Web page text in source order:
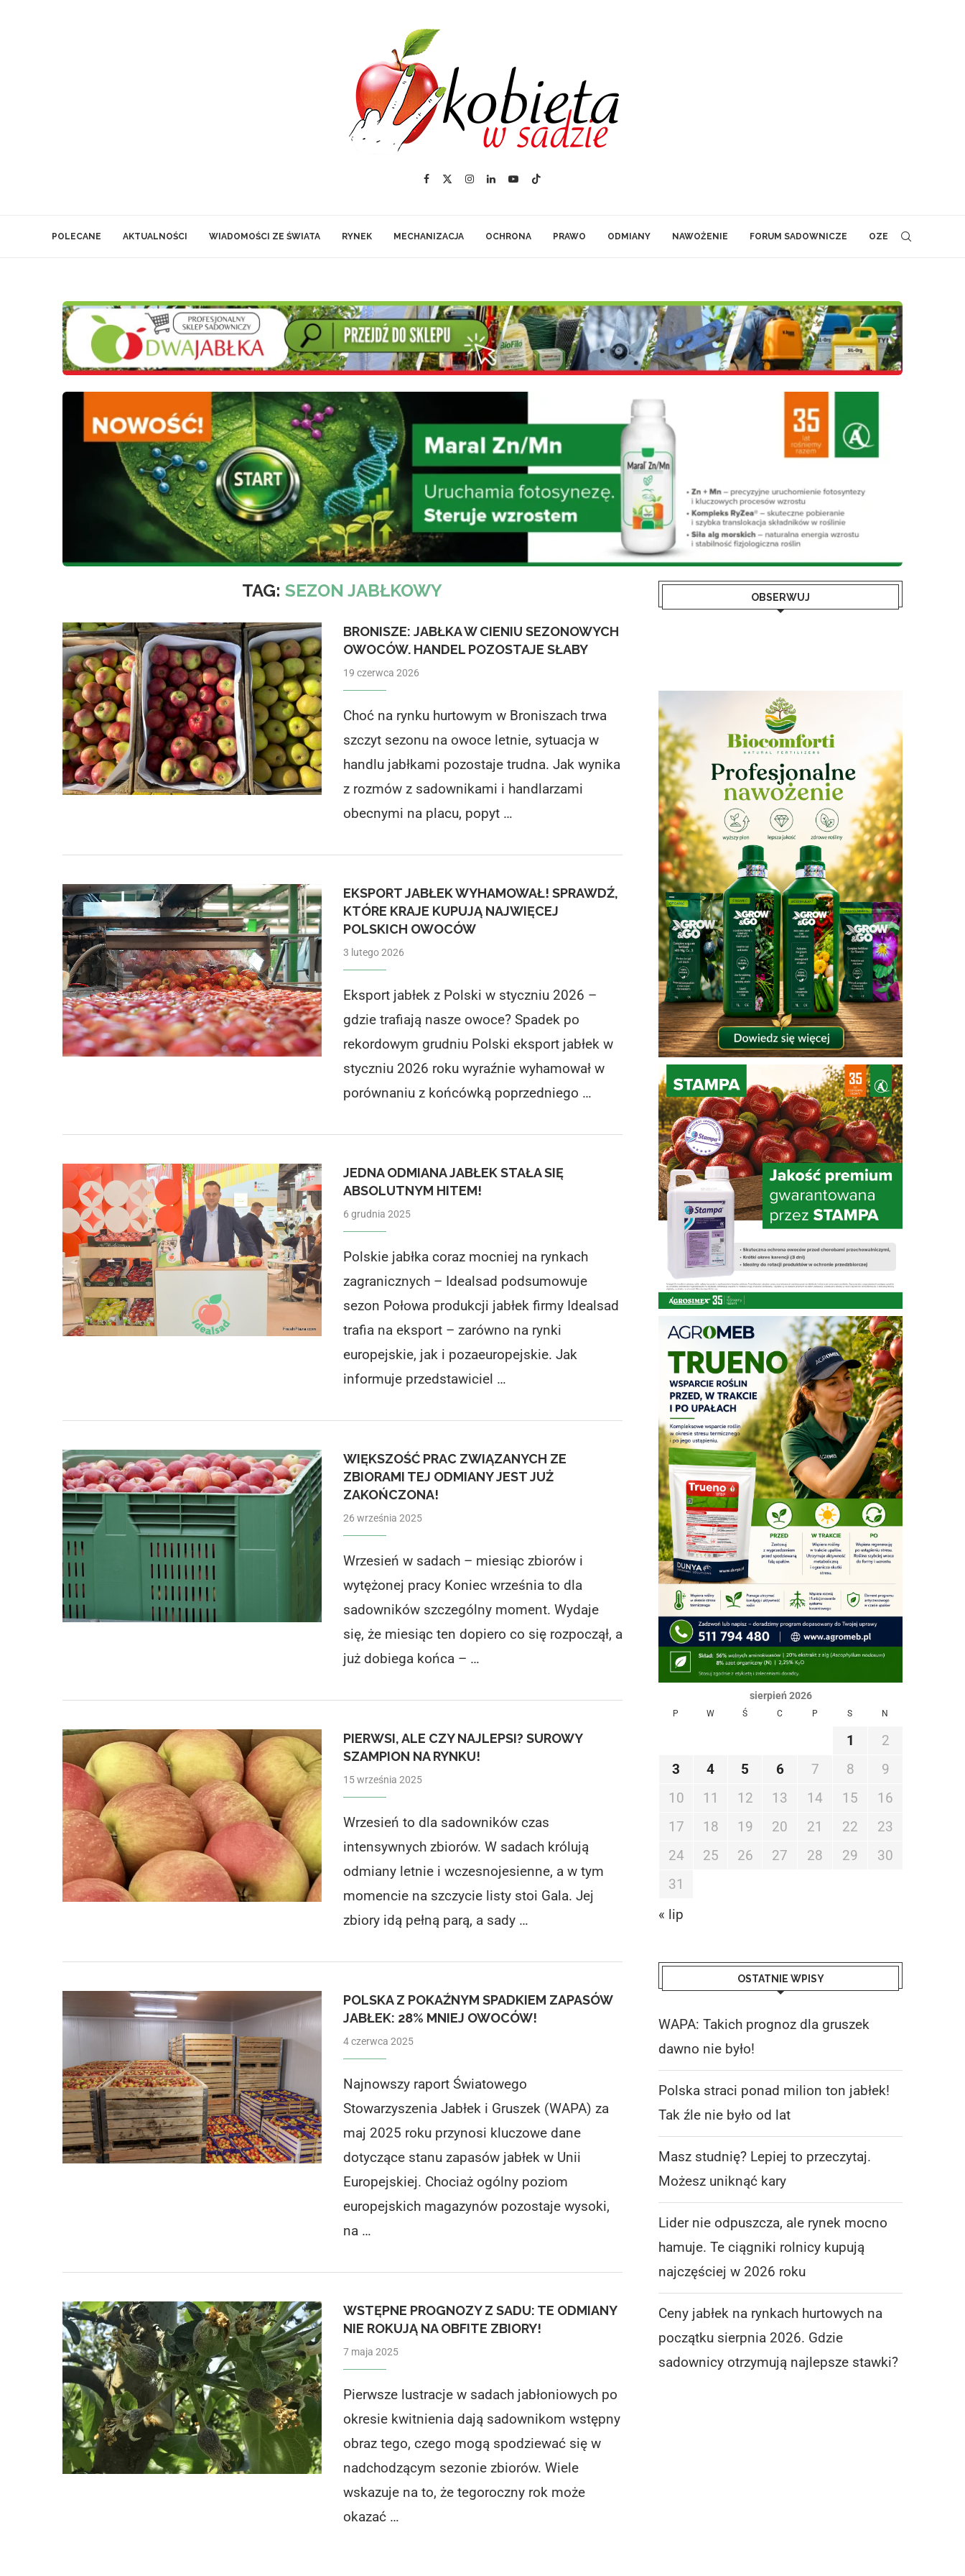
POLECANE AKTUALNOŚCI WIADOMOŚCI ZE ŚWIATA RYNEK MECHANIZACJA OCHRONA PRAWO ODMIANY NAWOŻENIE FORUM SADOWNICZE OZE
TAG:SEZON JABŁKOWY
BRONISZE: JABŁKA W CIENIU SEZONOWYCH
OWOCÓW. HANDEL POZOSTAJE SŁABY
19 czerwca 2026
Choć na rynku hurtowym w Broniszach trwa
szczyt sezonu na owoce letnie, sytuacja w
handlu jabłkami pozostaje trudna. Jak wynika
z rozmów z sadownikami i handlarzami
obecnymi na placu, popyt …
EKSPORT JABŁEK WYHAMOWAŁ! SPRAWDŹ,
KTÓRE KRAJE KUPUJĄ NAJWIĘCEJ
POLSKICH OWOCÓW
3 lutego 2026
Eksport jabłek z Polski w styczniu 2026 –
gdzie trafiają nasze owoce? Spadek po
rekordowym grudniu Polski eksport jabłek w
styczniu 2026 roku wyraźnie wyhamował w
porównaniu z końcówką poprzedniego …
JEDNA ODMIANA JABŁEK STAŁA SIĘ
ABSOLUTNYM HITEM!
6 grudnia 2025
Polskie jabłka coraz mocniej na rynkach
zagranicznych – Idealsad podsumowuje
sezon Połowa produkcji jabłek firmy Idealsad
trafia na eksport – zarówno na rynki
europejskie, jak i pozaeuropejskie. Jak
informuje przedstawiciel …
WIĘKSZOŚĆ PRAC ZWIĄZANYCH ZE
ZBIORAMI TEJ ODMIANY JEST JUŻ
ZAKOŃCZONA!
26 września 2025
Wrzesień w sadach – miesiąc zbiorów i
wytężonej pracy Koniec września to dla
sadowników szczególny moment. Wydaje
się, że miesiąc ten dopiero co się rozpoczął, a
już dobiega końca – …
PIERWSI, ALE CZY NAJLEPSI? SUROWY
SZAMPION NA RYNKU!
15 września 2025
Wrzesień to dla sadowników czas
intensywnych zbiorów. W sadach królują
odmiany letnie i wczesnojesienne, a w tym
momencie na szczycie listy stoi Gala. Jej
zbiory idą pełną parą, a sady …
POLSKA Z POKAŹNYM SPADKIEM ZAPASÓW
JABŁEK: 28% MNIEJ OWOCÓW!
4 czerwca 2025
Najnowszy raport Światowego
Stowarzyszenia Jabłek i Gruszek (WAPA) za
maj 2025 roku przynosi kluczowe dane
dotyczące stanu zapasów jabłek w Unii
Europejskiej. Chociaż ogólny poziom
europejskich magazynów pozostaje wysoki,
na …
WSTĘPNE PROGNOZY Z SADU: TE ODMIANY
NIE ROKUJĄ NA OBFITE ZBIORY!
7 maja 2025
Pierwsze lustracje w sadach jabłoniowych po
okresie kwitnienia dają sadownikom wstępny
obraz tego, czego mogą spodziewać się w
nadchodzącym sezonie zbiorów. Wiele
wskazuje na to, że tegoroczny rok może
okazać …
OBSERWUJ
sierpień 2026
P W Ś C P S N
1
2
3
4 5 6 7 8
9
10
11 12 13 14 15
16
17
18 19 20 21 22
23
24
25 26 27 28 29
30
31
« lip
OSTATNIE WPISY
WAPA: Takich prognoz dla gruszek
dawno nie było!
Polska straci ponad milion ton jabłek!
Tak źle nie było od lat
Masz studnię? Lepiej to przeczytaj.
Możesz uniknąć kary
Lider nie odpuszcza, ale rynek mocno
hamuje. Te ciągniki rolnicy kupują
najczęściej w 2026 roku
Ceny jabłek na rynkach hurtowych na
początku sierpnia 2026. Gdzie
sadownicy otrzymują najlepsze stawki?